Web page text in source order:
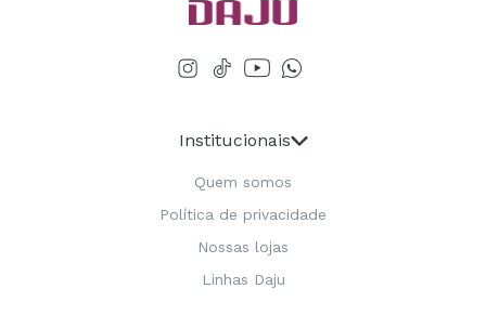
Institucionais
Quem somos
Política de privacidade
Nossas lojas
Linhas Daju